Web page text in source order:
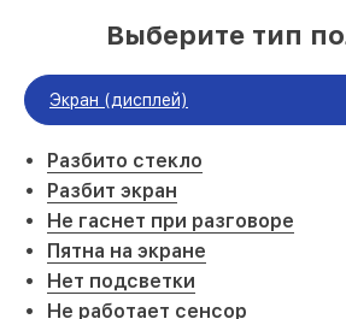
Выберите тип
Экран (дисплей)
Разбито стекло
Разбит экран
Не гаснет при разговоре
Пятна на экране
Нет подсветки
Не работает сенсор